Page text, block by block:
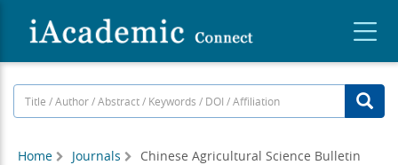
Home Journals Chinese Agricultural Science Bulletin